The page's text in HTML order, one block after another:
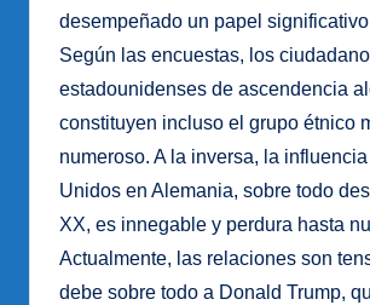
desempeñado un papel
Según las encuestas, los
estadounidenses de ascendencia
constituyen incluso el grupo étnico
numeroso. A la inversa, la
Unidos en Alemania, sobre todo
XX, es innegable y perdura hasta
Actualmente, las relaciones son
debe sobre todo a Donald Trump,